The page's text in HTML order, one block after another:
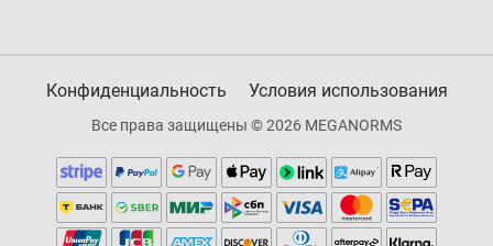
Конфиденциальность Условия использования
Все права защищены © 2026 MEGANORMS